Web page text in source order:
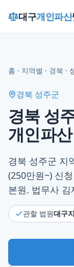
대구개인파산
홈 · 지역별 · 경북 ·
경북 성주군
경북 성
개인파
경북 성주군 지
(250만원~) 신
본원. 법무사
관할 법원대구